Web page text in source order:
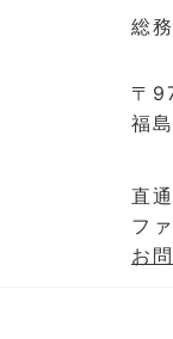
総
〒
福
直
フ
お